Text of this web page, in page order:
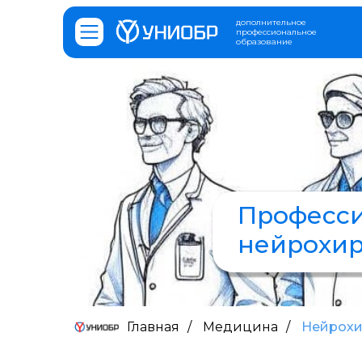
дополнительное
профессиональное
образование
дополнительное
профессиональное
образование
Главная / Медицина /